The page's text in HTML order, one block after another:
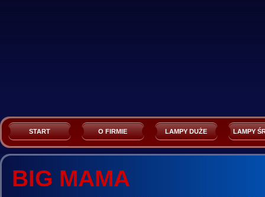
START O FIRMIE LAMPY DUŻE LAMPY
BIG MAMA